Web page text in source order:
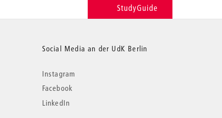
StudyGuide
Social Media an der UdK Berlin
Instagram
Facebook
LinkedIn